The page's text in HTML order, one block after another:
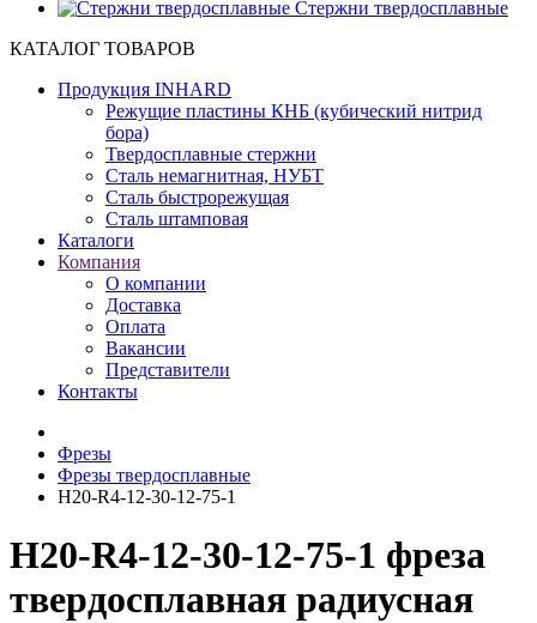
Cтержни твердосплавные
КАТАЛОГ ТОВАРОВ
Продукция INHARD
Режущие пластины КНБ (кубический нитрид
бора)
Твердосплавные стержни
Сталь немагнитная, НУБТ
Сталь быстрорежущая
Сталь штамповая
Каталоги
Компания
О компании
Доставка
Оплата
Вакансии
Представители
Контакты
Фрезы
Фрезы твердосплавные
H20-R4-12-30-12-75-1
H20-R4-12-30-12-75-1 фреза
твердосплавная радиусная